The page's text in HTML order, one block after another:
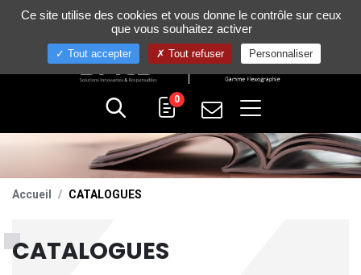
+33 (0)4 75 58 80 10
0
Accueil CATALOGUES
CATALOGUES
Gestion de vos préférences sur les cookies
Ce site utilise des cookies et vous donne le contrôle sur ceux
que vous souhaitez activer
Tout accepter Tout refuser Personnaliser